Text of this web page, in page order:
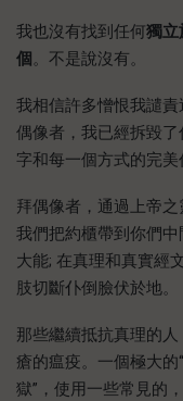
我也沒有找到任何獨立
個。不是說沒有。
我相信許多憎恨我譴
偶像者，我已經拆毀
字和每一個方式的完美
拜偶像者，通過上帝
我們把約櫃帶到你們
大能; 在真理和真實經
肢切斷仆倒臉伏於地。
那些繼續抵抗真理的
瘡的瘟疫。一個極大的
獄”，使用一些常見的